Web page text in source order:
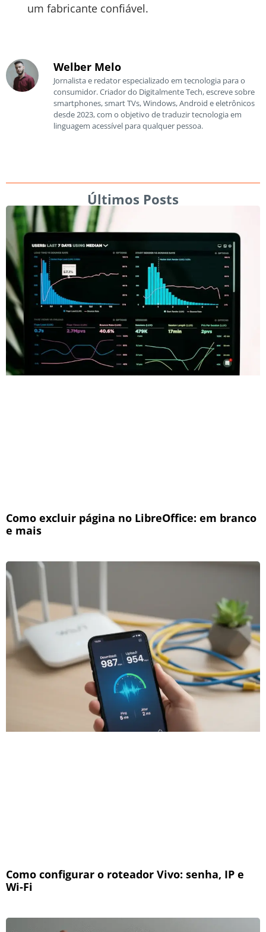
um fabricante confiável.
Welber Melo
Jornalista e redator especializado em tecnologia para o
consumidor. Criador do Digitalmente Tech, escreve sobre
smartphones, smart TVs, Windows, Android e eletrônicos
desde 2023, com o objetivo de traduzir tecnologia em
linguagem acessível para qualquer pessoa.
Últimos Posts
Como excluir página no LibreOffice: em branco
e mais
Como configurar o roteador Vivo: senha, IP e
Wi-Fi